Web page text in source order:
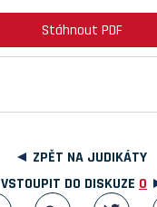
Stáhnout PDF
ZPĚT NA JUDIKÁTY
VSTOUPIT DO DISKUZE 0